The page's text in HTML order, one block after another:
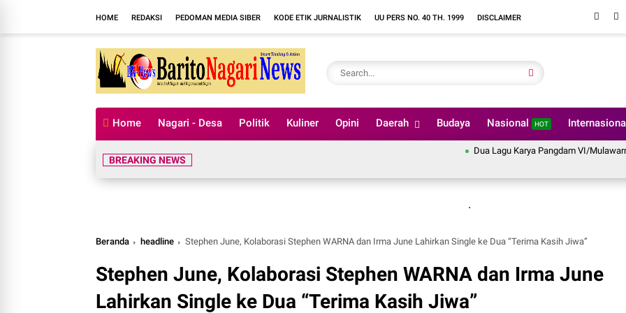
HOME REDAKSI PEDOMAN MEDIA SIBER KODE ETIK JURNALISTIK UU PERS NO. 40 TH. 1999 DISCLAIMER
Home Nagari - Desa Politik Kuliner Opini Daerah Budaya Nasional HOT
BREAKING NEWS
Dua Lagu Karya Pangdam VI/Mulawarman
.
Beranda headline Stephen June, Kolaborasi Stephen WARNA dan Irma June Lahirkan Single ke Dua “Terima Kasih Jiwa”
Stephen June, Kolaborasi Stephen WARNA dan Irma June
Lahirkan Single ke Dua “Terima Kasih Jiwa”